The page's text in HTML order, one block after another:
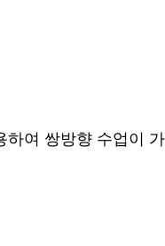
여 쌍방향 수업이